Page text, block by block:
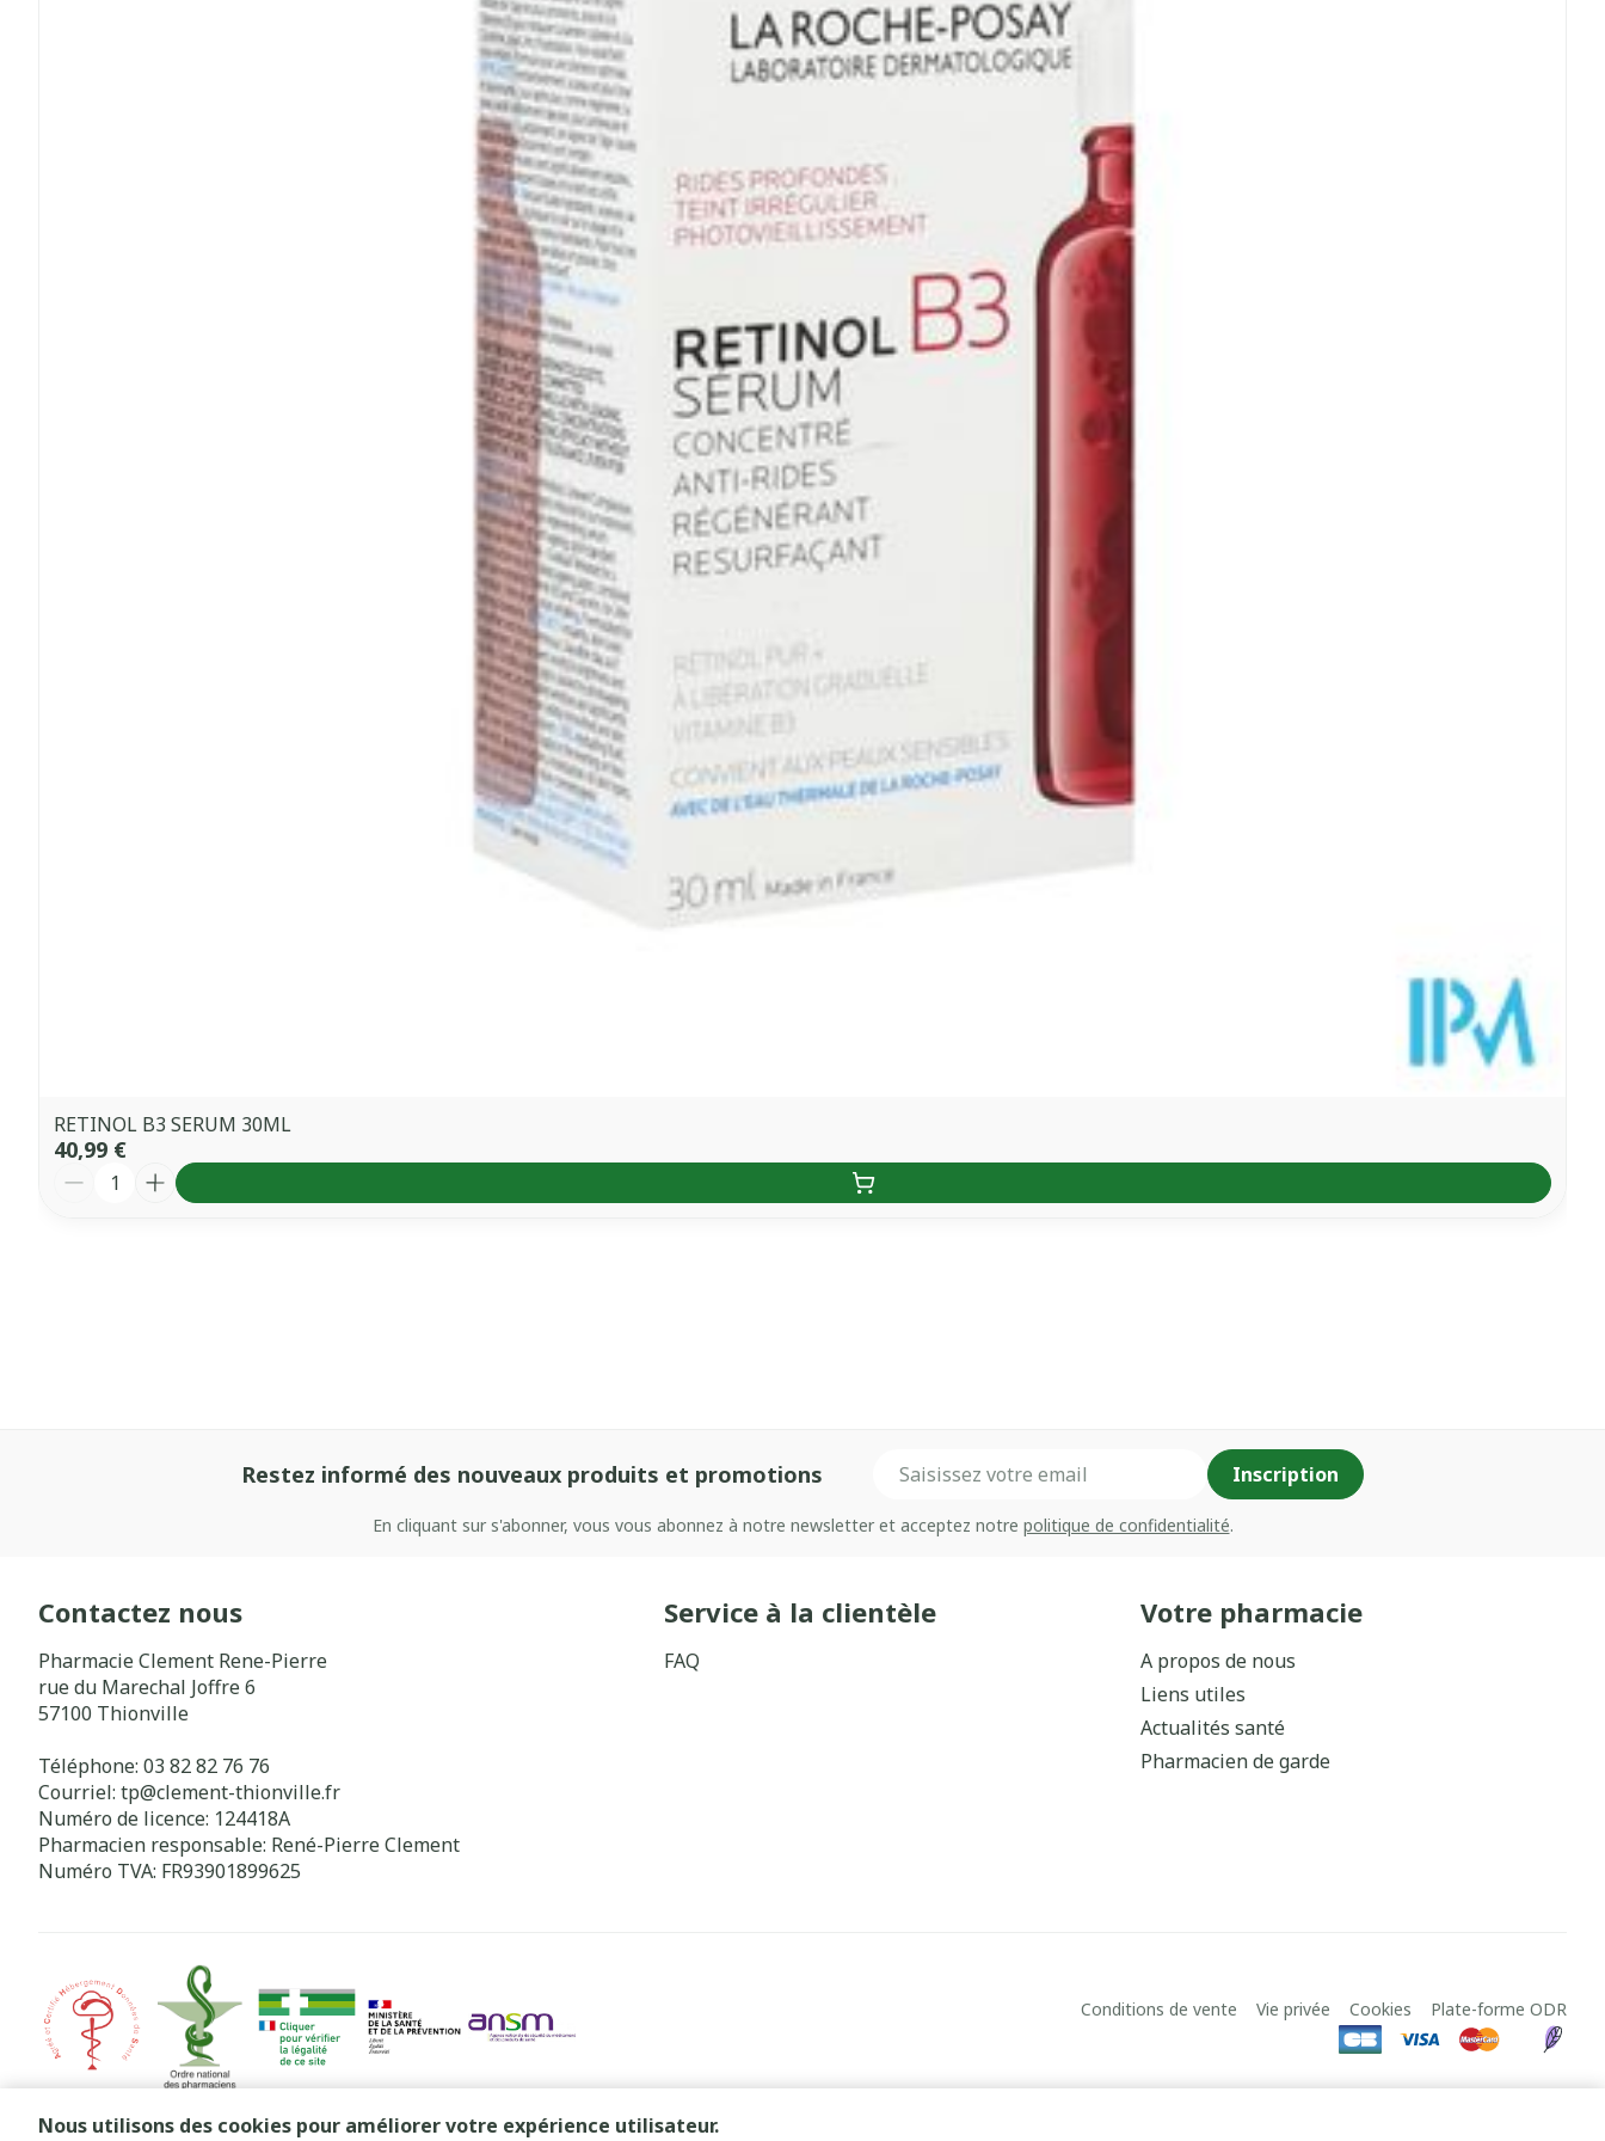
Nous utilisons des cookies pour améliorer votre expérience utilisateur.
RETINOL B3 SERUM 30ML
40,99 €
Quantité
Restez informé des nouveaux produits et promotions Inscription
En cliquant sur s'abonner, vous vous abonnez à notre newsletter et acceptez notre politique de confidentialité.
Contactez nous
Pharmacie Clement Rene-Pierre
rue du Marechal Joffre 6
57100 Thionville
Téléphone: 03 82 82 76 76
Courriel: tp@clement-thionville.fr
Numéro de licence: 124418A
Pharmacien responsable: René-Pierre Clement
Numéro TVA: FR93901899625
Service à la clientèle
FAQ
Votre pharmacie
A propos de nous
Liens utiles
Actualités santé
Pharmacien de garde
Conditions de vente Vie privée Cookies Plate-forme ODR